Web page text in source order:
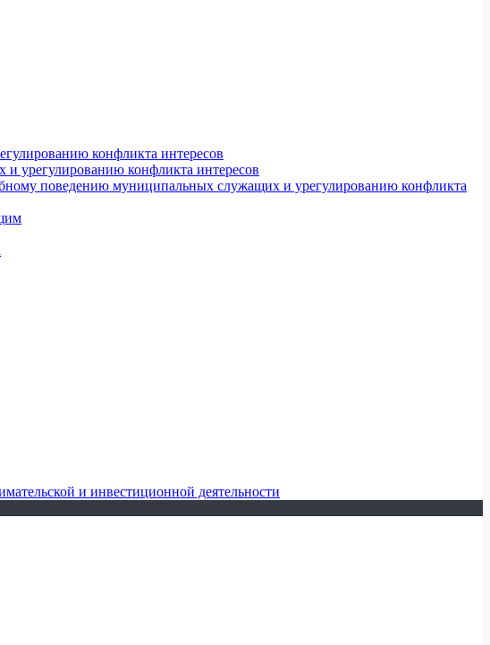
конфликта интересов
урегулированию конфликта интересов
поведению муниципальных служащих и урегулированию конфликта
и инвестиционной деятельности